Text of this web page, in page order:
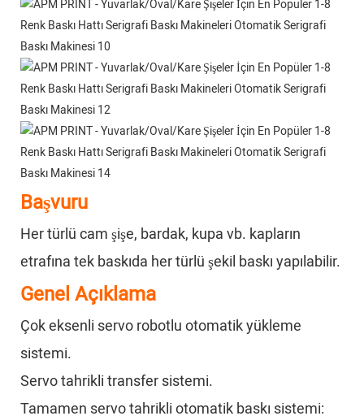
Başvuru
Her türlü cam şişe, bardak, kupa vb. kapların
etrafına tek baskıda her türlü şekil baskı yapılabilir.
Genel Açıklama
Çok eksenli servo robotlu otomatik yükleme
sistemi.
Servo tahrikli transfer sistemi.
Tamamen servo tahrikli otomatik baskı sistemi: